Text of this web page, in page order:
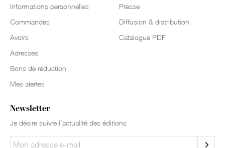
Informations personnelles
Commandes
Avoirs
Adresses
Bons de réduction
Mes alertes
Presse
Diffusion & distribution
Catalogue PDF
Newsletter
Je désire suivre l’actualité des éditions